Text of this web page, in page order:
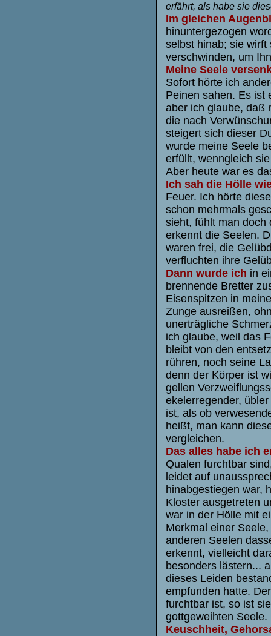
erfährt, als habe sie
Im gleichen
hinuntergezogen
selbst hinab; sie wirft
verschwinden, um
Meine Seele
Sofort hörte ich
Peinen sahen. Es ist
aber ich glaube, daß
die nach
steigert sich dieser
wurde meine Seele
erfüllt, wenngleich
Aber heute war es
Ich sah die Hölle
Feuer. Ich hörte
schon mehrmals
sieht, fühlt man doch
erkennt die Seelen.
waren frei, die
verfluchten ihre
Dann wurde ich in
brennende Bretter
Eisenspitzen in
Zunge ausreißen,
unerträgliche
ich glaube, weil das
bleibt von den
rühren, noch seine
denn der Körper ist
gellen
ekelerregender,
ist, als ob
heißt, man kann
vergleichen.
Das alles habe ich
Qualen furchtbar
leidet auf
hinabgestiegen war,
Kloster ausgetreten
war in der Hölle mit
Merkmal einer
anderen Seelen
erkennt, vielleicht
besonders lästern...
dieses Leiden
empfunden hatte.
furchtbar ist, so ist
gottgeweihten
Keuschheit,